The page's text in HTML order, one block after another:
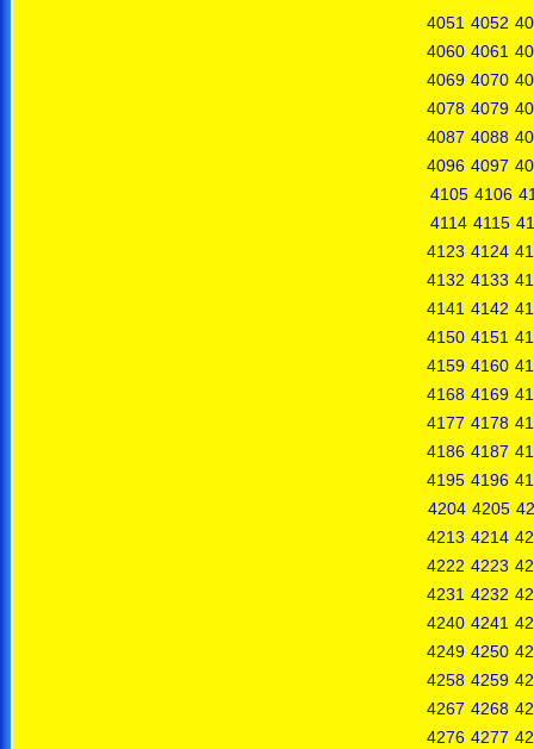
4051 4052
4060 4061
4069 4070
4078 4079
4087 4088
4096 4097
4105 4106
4114 4115
4123 4124
4132 4133
4141 4142
4150 4151
4159 4160
4168 4169
4177 4178
4186 4187
4195 4196
4204 4205
4213 4214
4222 4223
4231 4232
4240 4241
4249 4250
4258 4259
4267 4268
4276 4277